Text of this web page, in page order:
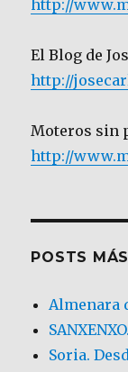
http://
El Blog de
http://
Moteros sin
http://
POSTS
Almenara
Soria.